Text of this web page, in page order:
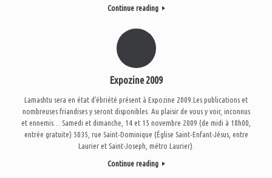
Continue reading
Expozine 2009
Lamashtu sera en état d’ébriété présent à Expozine 2009.Les publications et
nombreuses friandises y seront disponibles. Au plaisir de vous y voir, inconnus
et ennemis… Samedi et dimanche, 14 et 15 novembre 2009 (de midi à 18h00,
entrée gratuite) 5035, rue Saint-Dominique (Église Saint-Enfant-Jésus, entre
Laurier et Saint-Joseph, métro Laurier).
Continue reading